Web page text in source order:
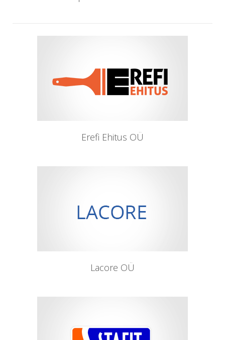
Erefi Ehitus OÜ
Lacore OÜ